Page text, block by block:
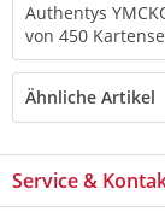
Authentys
von 450
Ähnliche Artikel
Service &